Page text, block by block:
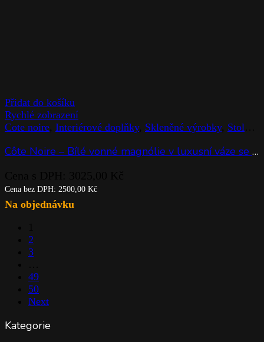
Přidat do košíku
Rychlé zobrazení
Cote noire Interiérové doplňky, Skleněné výrobky, Stolováni
Côte Noire – Bílé vonné magnólie v luxusní váze se zlatou plaketou
Cena bez DPH: 2500,00 Kč
Na objednávku
2
3
49
50
Next
Kategorie